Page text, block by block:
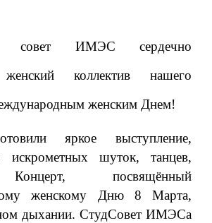
совет ИМЭС сердечно
женский коллектив нашего
женским Днем!
яркое выступление,
искрометных шуток, танцев,
посвящённый
женскому Дню 8 Марта,
дыхании. СтудСовет ИМЭСа